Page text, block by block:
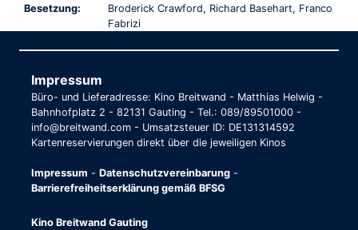
Besetzung:
Broderick Crawford, Richard Basehart, Franco
Fabrizi
Impressum
Büro- und Lieferadresse: Kino Breitwand - Matthias Helwig -
Bahnhofplatz 2 - 82131 Gauting - Tel.: 089/89501000 -
info@breitwand.com - Umsatzsteuer ID: DE131314592
Kartenreservierungen direkt über die jeweiligen Kinos
Impressum - Datenschutzvereinbarung -
Barrierefreiheitserklärung gemäß BFSG
Kino Breitwand Gauting